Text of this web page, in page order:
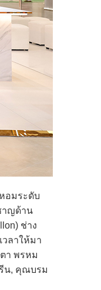
อมระดับ
าญด้าน
ช่าง
ลาให้มา
า พรหม
น, คุณบรม